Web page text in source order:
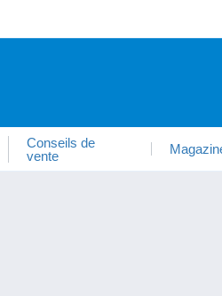
Conseils de
vente